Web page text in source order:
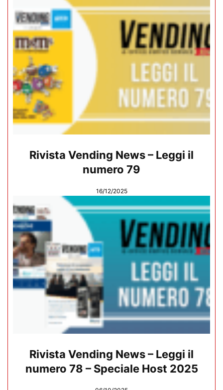
Rivista Vending News – Leggi il
numero 79
16/12/2025
Rivista Vending News – Leggi il
numero 78 – Speciale Host 2025